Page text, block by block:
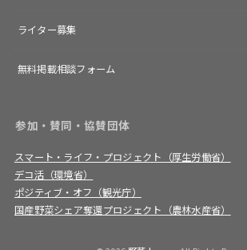
ライター募集
無料掲載相談フォーム
参加・賛同・協賛団体
スマート・ライフ・プロジェクト（厚生労働省）
デコ活（環境省）
ポジティブ・オフ（観光庁）
国産野菜シェア奪還プロジェクト（農林水産省）